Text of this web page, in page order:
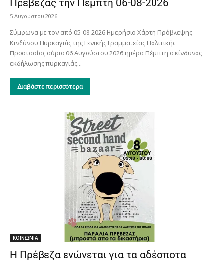
Πρέβεζας την Πέμπτη 06-08-2026
5 Αυγούστου 2026
Σύμφωνα με τον από 05-08-2026 Ημερήσιο Χάρτη Πρόβλεψης
Κινδύνου Πυρκαγιάς της Γενικής Γραμματείας Πολιτικής
Προστασίας αύριο 06 Αυγούστου 2026 ημέρα Πέμπτη ο κίνδυνος
εκδήλωσης πυρκαγιάς...
Διαβάστε περισσότερα
ΚΟΙΝΩΝΙΑ
Η Πρέβεζα ενώνεται για τα αδέσποτα